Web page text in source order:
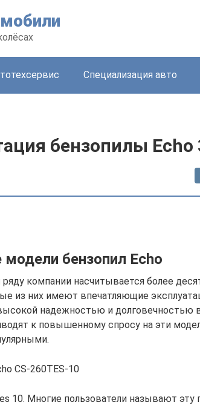
Специализация авто
бензопилы Echo
бензопил Echo
компании насчитывается более
из них имеют впечатляющие
надежностью и долговечностью
к повышенному спросу на эти
CS-260TES-10
10. Многие пользователи называют эту